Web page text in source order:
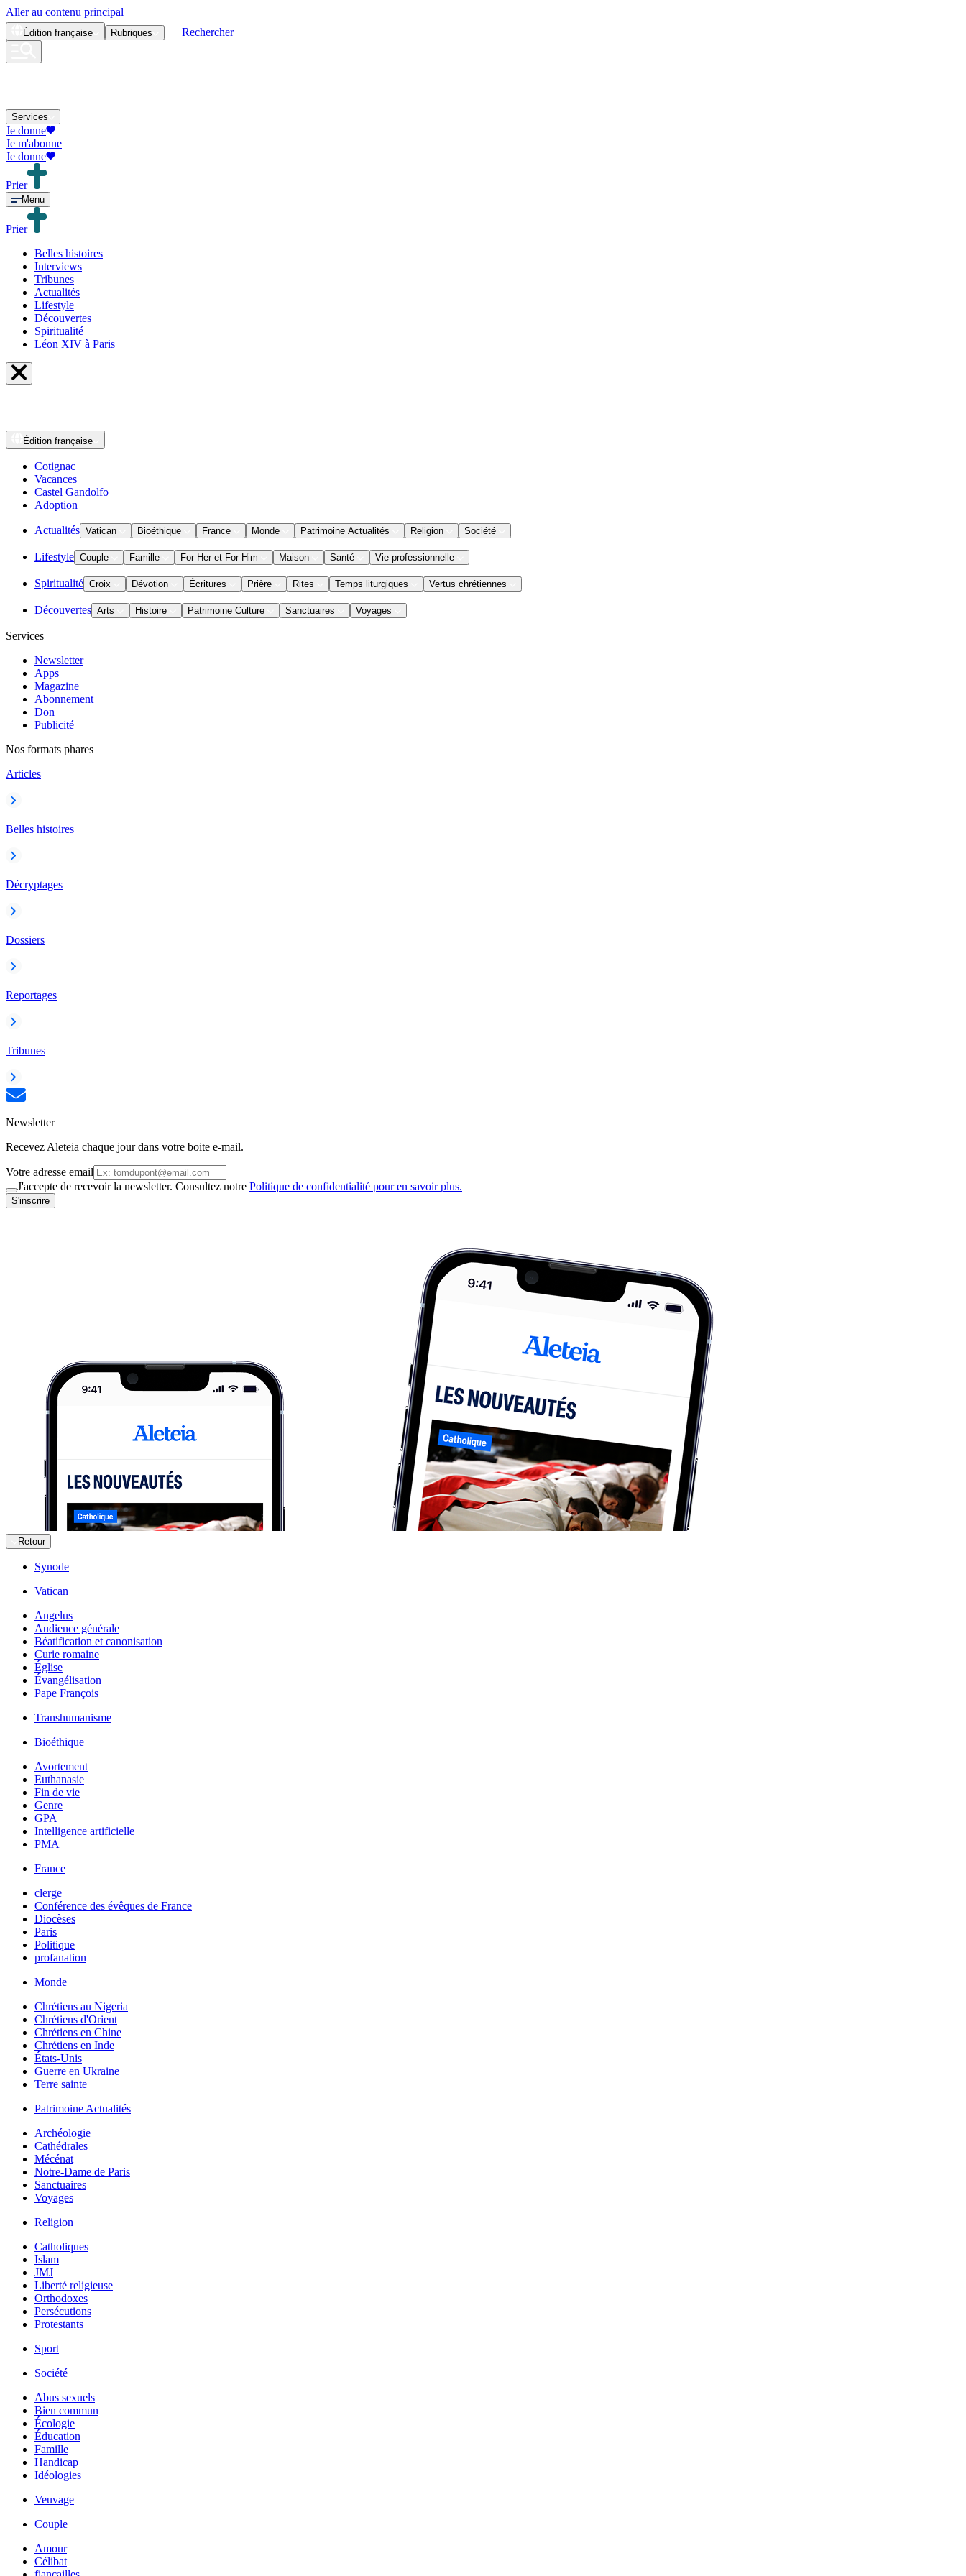
Aller au contenu principal
Édition française Rubriques Rechercher
Services
Je donne
Je m'abonne
Je donne
Prier
Menu
Prier
Belles histoires
Interviews
Tribunes
Actualités
Lifestyle
Découvertes
Spiritualité
Léon XIV à Paris
Édition française
Cotignac
Vacances
Castel Gandolfo
Adoption
Actualités Vatican Bioéthique France Monde Patrimoine Actualités Religion Société
Lifestyle Couple Famille For Her et For Him Maison Santé Vie professionnelle
Spiritualité Croix Dévotion Écritures Prière Rites Temps liturgiques Vertus chrétiennes
Découvertes Arts Histoire Patrimoine Culture Sanctuaires Voyages
Services
Newsletter
Apps
Magazine
Abonnement
Don
Publicité
Nos formats phares
Articles
Belles histoires
Décryptages
Dossiers
Reportages
Tribunes
Newsletter
Recevez Aleteia chaque jour dans votre boite e-mail.
Votre adresse email
J'accepte de recevoir la newsletter. Consultez notre Politique de confidentialité pour en savoir plus.
S'inscrire
Retour
Synode
Vatican
Angelus
Audience générale
Béatification et canonisation
Curie romaine
Église
Évangélisation
Pape François
Transhumanisme
Bioéthique
Avortement
Euthanasie
Fin de vie
Genre
GPA
Intelligence artificielle
PMA
France
clerge
Conférence des évêques de France
Diocèses
Paris
Politique
profanation
Monde
Chrétiens au Nigeria
Chrétiens d'Orient
Chrétiens en Chine
Chrétiens en Inde
États-Unis
Guerre en Ukraine
Terre sainte
Patrimoine Actualités
Archéologie
Cathédrales
Mécénat
Notre-Dame de Paris
Sanctuaires
Voyages
Religion
Catholiques
Islam
JMJ
Liberté religieuse
Orthodoxes
Persécutions
Protestants
Sport
Société
Abus sexuels
Bien commun
Écologie
Éducation
Famille
Handicap
Idéologies
Veuvage
Couple
Amour
Célibat